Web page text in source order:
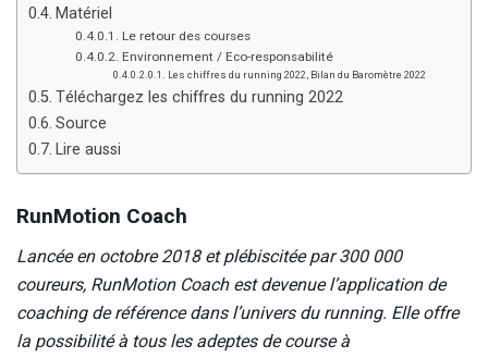
Matériel
Le retour des courses
Environnement / Eco-responsabilité
Les chiffres du running 2022, Bilan du Baromètre 2022
Téléchargez les chiffres du running 2022
Source
Lire aussi
RunMotion Coach
Lancée en octobre 2018 et plébiscitée par 300 000
coureurs, RunMotion Coach est devenue l’application de
coaching de référence dans l’univers du running. Elle offre
la possibilité à tous les adeptes de course à